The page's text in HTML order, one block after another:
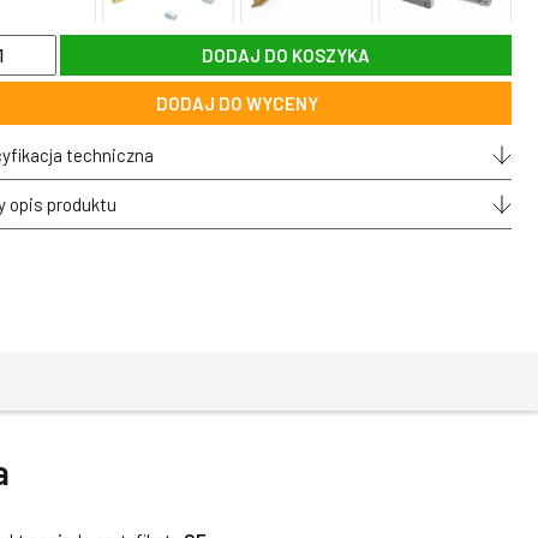
DODAJ DO KOSZYKA
DODAJ DO WYCENY
techniczna
opis produktu